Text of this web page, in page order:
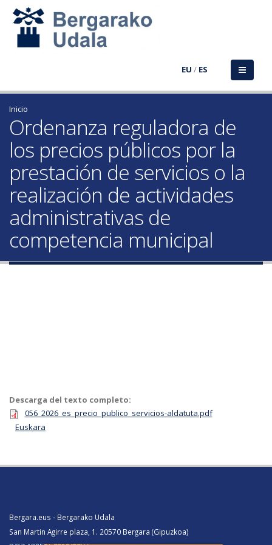
EU / ES
Inicio
Ordenanza reguladora de
los precios públicos por la
prestación de servicios o la
realización de actividades
administrativas de
competencia municipal
Descarga del texto completo:
056_2026_es_precio_publico_servicios-aldatuta.pdf
Euskara
Bergara.eus - Bergarako Udala
San Martin Agirre plaza, 1. 20570 Bergara (Gipuzkoa)